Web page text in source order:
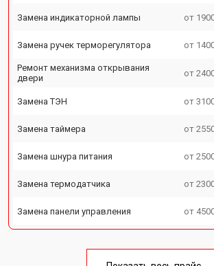
Замена индикаторной лампы от
Замена ручек терморегулятора от
Ремонт механизма открывания
двери
от
Замена ТЭН от
Замена таймера от
Замена шнура питания от
Замена термодатчика от
Замена панели управления от